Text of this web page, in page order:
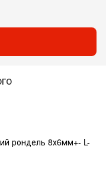
рондель 8х6мм+- L-